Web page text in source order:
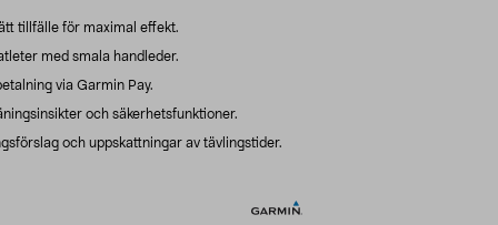
tillfälle för maximal effekt.
med smala handleder.
via Garmin Pay.
och säkerhetsfunktioner.
och uppskattningar av tävlingstider.